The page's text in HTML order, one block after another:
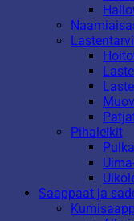
Pihaleikit
Saappaat ja